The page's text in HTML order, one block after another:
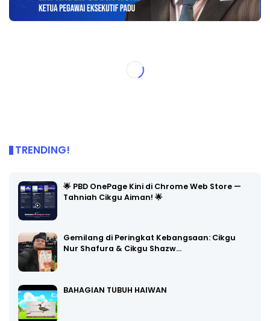
TRENDING!
🌟 PBD OnePage Kini di Chrome Web Store —
Tahniah Cikgu Aiman! 🌟
Gemilang di Peringkat Kebangsaan: Cikgu
Nur Shafura & Cikgu Shazw…
BAHAGIAN TUBUH HAIWAN